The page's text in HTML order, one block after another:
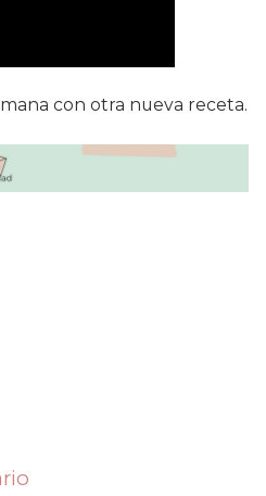
con otra nueva receta.